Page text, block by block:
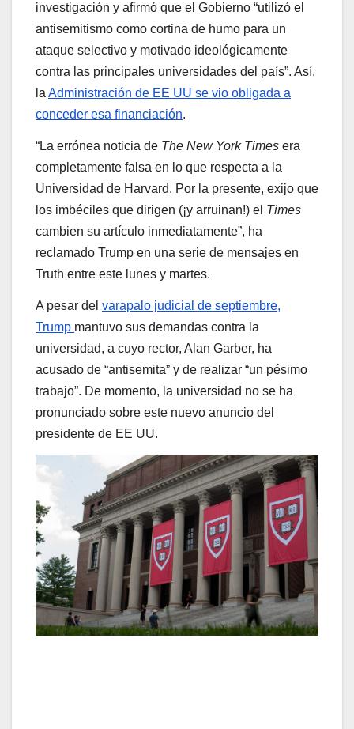
investigación y afirmó que el Gobierno “utilizó el
antisemitismo como cortina de humo para un
ataque selectivo y motivado ideológicamente
contra las principales universidades del país”. Así,
laAdministración de EE UU se vio obligada a
conceder esa financiación.
“La errónea noticia de The New York Times era
completamente falsa en lo que respecta a la
Universidad de Harvard. Por la presente, exijo que
los imbéciles que dirigen (¡y arruinan!) el Times
cambien su artículo inmediatamente”, ha
reclamado Trump en una serie de mensajes en
Truth entre este lunes y martes.
A pesar del varapalo judicial de septiembre,
Trump mantuvo sus demandas contra la
universidad, a cuyo rector, Alan Garber, ha
acusado de “antisemita” y de realizar “un pésimo
trabajo”. De momento, la universidad no se ha
pronunciado sobre este nuevo anuncio del
presidente de EE UU.